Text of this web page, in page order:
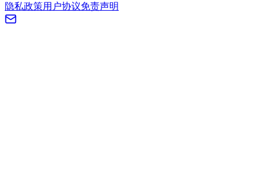
隐私政策用户协议免责声明